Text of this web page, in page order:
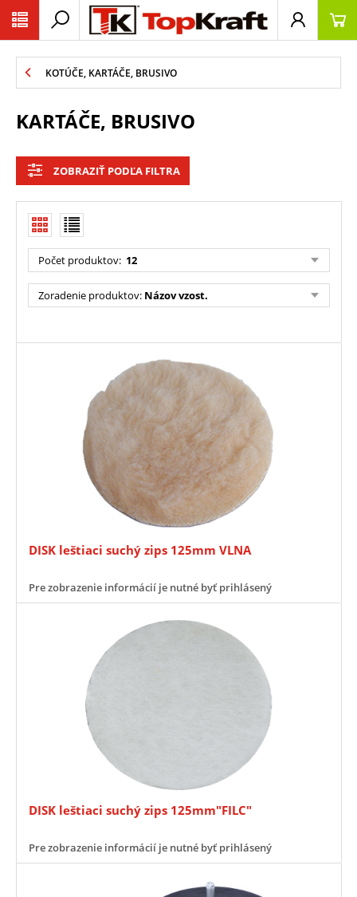
KOTÚČE, KARTÁČE, BRUSIVO
KARTÁČE, BRUSIVO
ZOBRAZIŤ PODĽA FILTRA
Počet produktov: 12
Zoradenie produktov: Názov vzost.
DISK leštiaci suchý zips 125mm VLNA
Pre zobrazenie informácií je nutné byť prihlásený
DISK leštiaci suchý zips 125mm"FILC"
Pre zobrazenie informácií je nutné byť prihlásený